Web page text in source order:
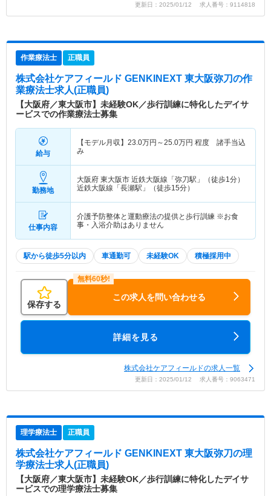
更新日：2025/01/12 求人番号：9114818
作業療法士 正職員
株式会社ケアフィールド GENKINEXT 東大阪弥刀の作
業療法士求人(正職員)
【大阪府／東大阪市】未経験OK／歩行訓練に特化したデイサ
ービスでの作業療法士募集
給与
【モデル月収】 23.0万円～25.0万円 程度 諸手当込
み
勤務地
大阪府 東大阪市 近鉄大阪線「弥刀駅」（徒歩1分）
近鉄大阪線「長瀬駅」（徒歩15分）
仕事内容
介護予防整体と運動療法の提供と歩行訓練 ※お食
事・入浴介助はありません
駅から徒歩5分以内 車通勤可 未経験OK 積極採用中
保存する
この求人を問い合わせる
詳細を見る
株式会社ケアフィールドの求人一覧
更新日：2025/01/12 求人番号：9063471
理学療法士 正職員
株式会社ケアフィールド GENKINEXT 東大阪弥刀の理
学療法士求人(正職員)
【大阪府／東大阪市】未経験OK／歩行訓練に特化したデイサ
ービスでの理学療法士募集